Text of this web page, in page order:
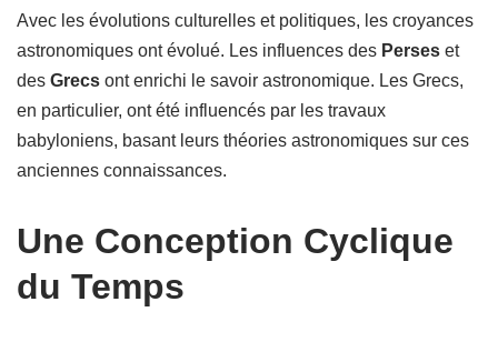
Avec les évolutions culturelles et politiques, les croyances
astronomiques ont évolué. Les influences des Perses et
des Grecs ont enrichi le savoir astronomique. Les Grecs,
en particulier, ont été influencés par les travaux
babyloniens, basant leurs théories astronomiques sur ces
anciennes connaissances.
Une Conception Cyclique
du Temps